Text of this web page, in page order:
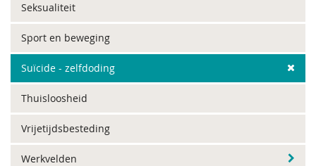
Seksualiteit
Sport en beweging
Suïcide - zelfdoding
Thuisloosheid
Vrijetijdsbesteding
Werkvelden